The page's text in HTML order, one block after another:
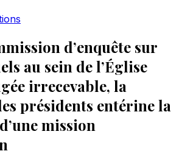
d’enquête sur
au sein de l’Église
irrecevable, la
présidents entérine la
mission